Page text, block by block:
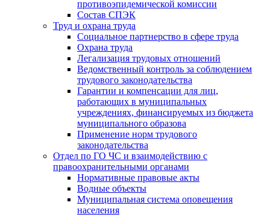
противоэпидемической комиссии
Состав СПЭК
Труд и охрана труда
Социальное партнерство в сфере труда
Охрана труда
Легализация трудовых отношений
Ведомственный контроль за соблюдением
трудового законодательства
Гарантии и компенсации для лиц,
работающих в муниципальных
учреждениях, финансируемых из бюджета
муниципального образова
Применение норм трудового
законодательства
Отдел по ГО ЧС и взаимодействию с
правоохранительными органами
Нормативные правовые акты
Водные объекты
Муниципальная система оповещения
населения